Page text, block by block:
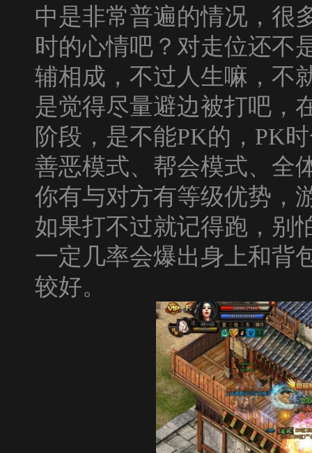
中是非常普遍的情况，很
时的心情吧？对走位还不
辅相成，不过人生嘛，不
是觉得尽量避边被打吧，
阶段，是不能PK的， PK
善恶模式、帮会模式、全
你有与对方有等级优势，
如果打不过就记得跑，别
一定几率会爆出身上和背
较好。